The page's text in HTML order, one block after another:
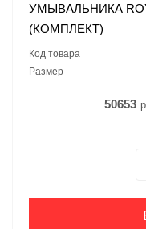
УМЫВАЛЬНИКА
(КОМПЛЕКТ)
Код товара
Размер
50653